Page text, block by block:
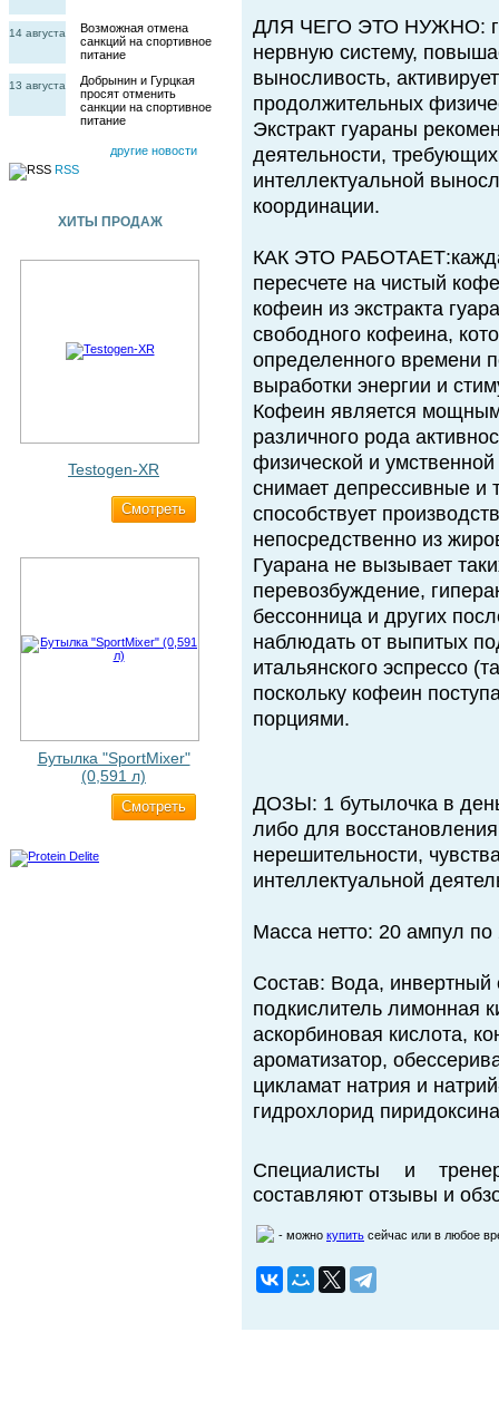
14 августа
Возможная отмена
санкций на спортивное
питание
13 августа
Добрынин и Гурцкая
просят отменить
санкции на спортивное
питание
другие новости
RSS
ХИТЫ ПРОДАЖ
Testogen-XR
Cмотреть
Бутылка "SportMixer"
(0,591 л)
Cмотреть
ДЛЯ ЧЕГО ЭТО НУЖНО:
нервную систему,
выносливость,
продолжительных
Экстракт гуараны
деятельности,
интеллектуальной
координации.
КАК ЭТО
пересчете на чистый
кофеин из экстракта
свободного кофеина,
определенного времени
выработки энергии и
Кофеин является
различного рода
физической и
снимает депрессивные и
способствует
непосредственно из
Гуарана не вызывает
перевозбуждение,
бессонница и других
наблюдать от выпитых
итальянского эспрессо
поскольку кофеин
порциями.
ДОЗЫ: 1 бутылочка в
либо для
нерешительности,
интеллектуальной
Масса нетто: 20 ампул по
Состав: Вода, инвертный
подкислитель лимонная
аскорбиновая кислота,
ароматизатор,
цикламат натрия и
гидрохлорид
Специалисты и
составляют отзывы и
- можно купить сейчас или в любое